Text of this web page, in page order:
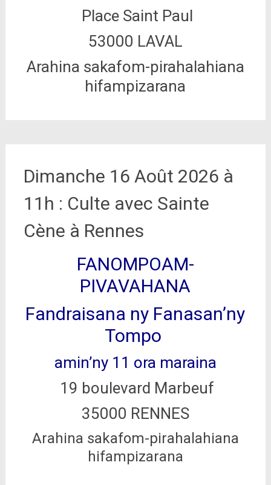
Place Saint Paul
53000 LAVAL
Arahina sakafom-pirahalahiana
hifampizarana
Dimanche 16 Août 2026 à
11h : Culte avec Sainte
Cène à Rennes
FANOMPOAM-
PIVAVAHANA
Fandraisana ny Fanasan’ny
Tompo
amin’ny 11 ora maraina
19 boulevard Marbeuf
35000 RENNES
Arahina sakafom-pirahalahiana
hifampizarana